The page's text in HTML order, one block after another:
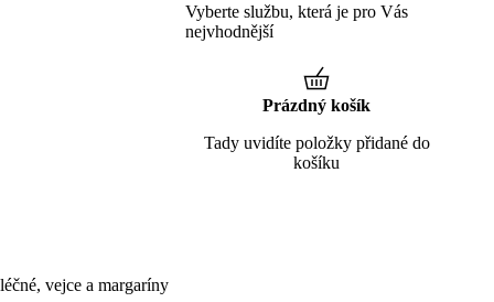
vejce a margaríny
Vyberte službu, která je pro Vás
nejvhodnější
Prázdný košík
Tady uvidíte položky přidané do
košíku